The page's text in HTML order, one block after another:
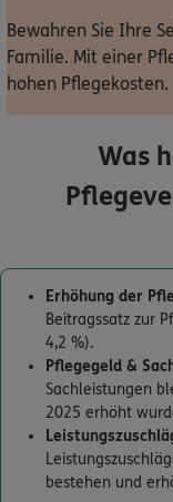
Sehen Sie auf
dem
Schaden-
Bequem online
Kontakt
Bewahren Sie Ihre
Familie. Mit einer
hohen Pflegekosten.
Was
Erhöhung der
Beitragssatz zur
4,2 %).
Pflegegeld &
Sachleistungen
2025 erhöht
bestehen und